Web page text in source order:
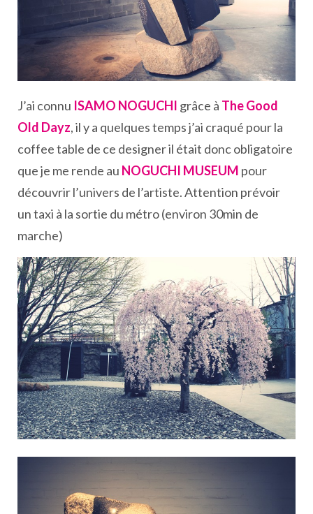
J’ai connu ISAMO NOGUCHI grâce à The Good
Old Dayz, il y a quelques temps j’ai craqué pour la
coffee table de ce designer il était donc obligatoire
que je me rende au NOGUCHI MUSEUM pour
découvrir l’univers de l’artiste. Attention prévoir
un taxi à la sortie du métro (environ 30min de
marche)